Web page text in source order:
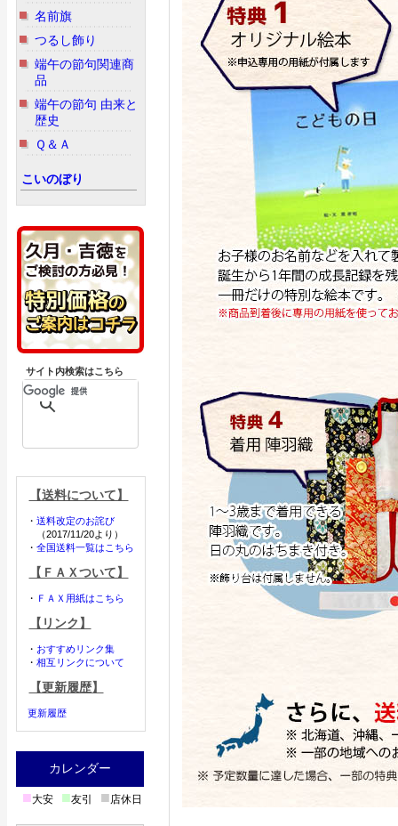
名前旗
つるし飾り
端午の節句関連商
品
端午の節句 由来と
歴史
Ｑ＆Ａ
こいのぼり
サイト内検索はこちら
【送料について】
・ 送料改定のお詫び
（2017/11/20より）
・ 全国送料一覧はこちら
【ＦＡＸついて】
・ ＦＡＸ用紙はこちら
【リンク】
・ おすすめリンク集
・ 相互リンクについて
【更新履歴】
更新履歴
カレンダー
■大安 ■友引 ■店休日